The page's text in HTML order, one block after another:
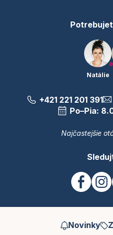
Natálie
+421 221 201 391
Po–Pia:
Najčastejšie
Novinky